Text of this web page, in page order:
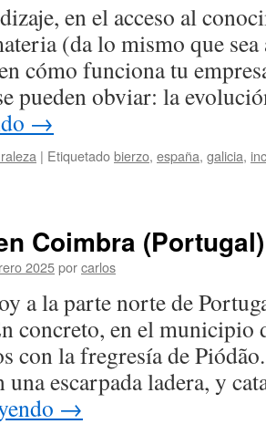
en el acceso al
(da lo mismo que
cómo funciona tu
pueden obviar: la
→
| Etiquetadobierzo, españa, galicia,
Coimbra (Portugal)
2025porcarlos
a la parte norte de
concreto, en el municipio
con la fregresía de
una escarpada ladera, y
→